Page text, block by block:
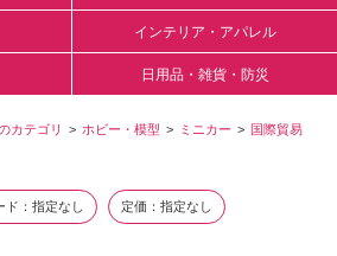
インテリア・アパレル
日用品・雑貨・防災
カテゴリ ホビー・模型 ミニカー
国際貿易
ド 指定なし 定価 指定なし